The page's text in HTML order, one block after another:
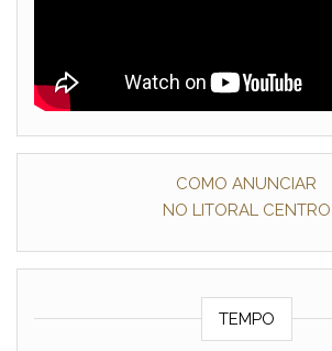
COMO ANUNCIAR
NO LITORAL CENTRO
TEMPO